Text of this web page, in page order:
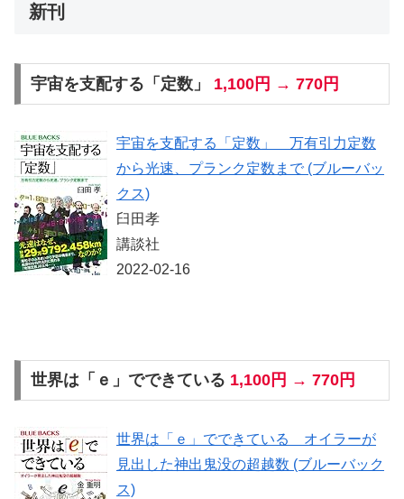
新刊
宇宙を支配する「定数」 1,100円 → 770円
宇宙を支配する「定数」 万有引力定数
から光速、プランク定数まで (ブルーバッ
クス)
臼田孝
講談社
2022-02-16
世界は「ｅ」でできている 1,100円 → 770円
世界は「ｅ」でできている オイラーが
見出した神出鬼没の超越数 (ブルーバック
ス)